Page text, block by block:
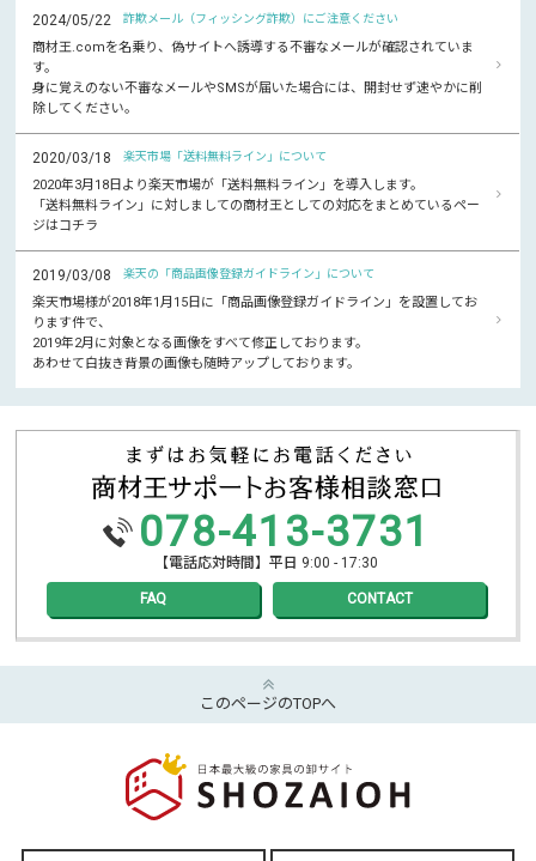
2024/05/22 詐欺メール（フィッシング詐欺）にご注意ください
商材王.comを名乗り、偽サイトへ誘導する不審なメールが確認されていま
す。
身に覚えのない不審なメールやSMSが届いた場合には、開封せず速やかに削
除してください。
2020/03/18 楽天市場「送料無料ライン」について
2020年3月18日より楽天市場が「送料無料ライン」を導入します。
「送料無料ライン」に対しましての商材王としての対応をまとめているペー
ジはコチラ
2019/03/08 楽天の「商品画像登録ガイドライン」について
楽天市場様が2018年1月15日に「商品画像登録ガイドライン」を設置してお
ります件で、
2019年2月に対象となる画像をすべて修正しております。
あわせて白抜き背景の画像も随時アップしております。
078-413-3731
【電話応対時間】平日 9:00 - 17:30
FAQ CONTACT
このページのTOPへ